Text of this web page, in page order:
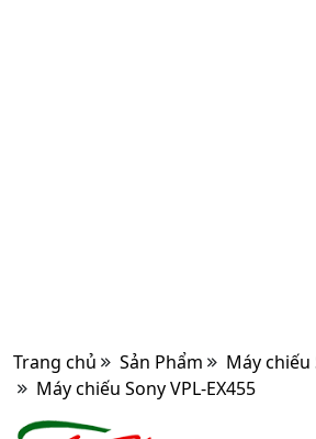
Trang chủ Sản Phẩm
Máy chiếu
Máy chiếu Sony VPL-EX455